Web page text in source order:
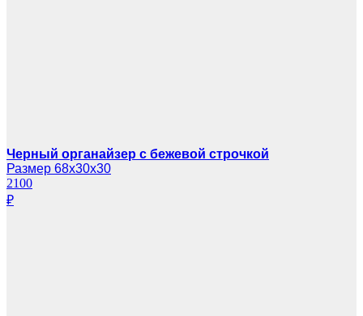
Черный органайзер с бежевой строчкой
Размер 68х30х30
2100
₽